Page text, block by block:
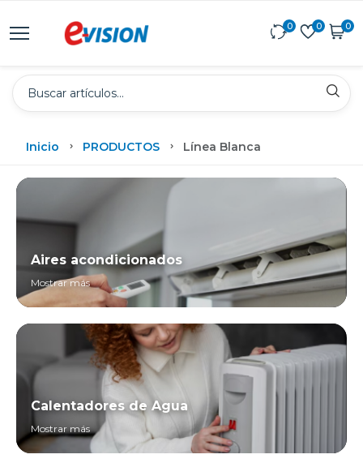
0 0 0
Inicio PRODUCTOS Línea Blanca
Aires acondicionados
Mostrar más
Calentadores de Agua
Mostrar más